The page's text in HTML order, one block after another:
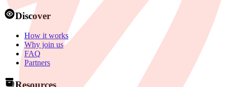
Discover
How it works
Why join us
FAQ
Partners